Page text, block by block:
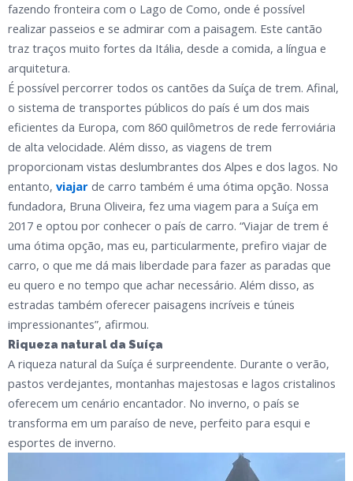
fazendo fronteira com o Lago de Como, onde é possível
realizar passeios e se admirar com a paisagem. Este cantão
traz traços muito fortes da Itália, desde a comida, a língua e
arquitetura.
É possível percorrer todos os cantões da Suíça de trem. Afinal,
o sistema de transportes públicos do país é um dos mais
eficientes da Europa, com 860 quilômetros de rede ferroviária
de alta velocidade. Além disso, as viagens de trem
proporcionam vistas deslumbrantes dos Alpes e dos lagos. No
entanto, viajar de carro também é uma ótima opção. Nossa
fundadora, Bruna Oliveira, fez uma viagem para a Suíça em
2017 e optou por conhecer o país de carro. “Viajar de trem é
uma ótima opção, mas eu, particularmente, prefiro viajar de
carro, o que me dá mais liberdade para fazer as paradas que
eu quero e no tempo que achar necessário. Além disso, as
estradas também oferecer paisagens incríveis e túneis
impressionantes”, afirmou.
Riqueza natural da Suíça
A riqueza natural da Suíça é surpreendente. Durante o verão,
pastos verdejantes, montanhas majestosas e lagos cristalinos
oferecem um cenário encantador. No inverno, o país se
transforma em um paraíso de neve, perfeito para esqui e
esportes de inverno.